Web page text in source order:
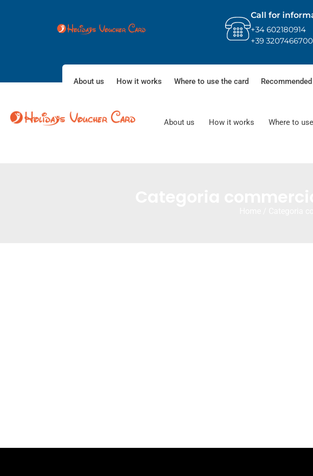
Call for
+34 602180914
+39 3207466700
About us How it works Where to use the card
About us How it works Where to